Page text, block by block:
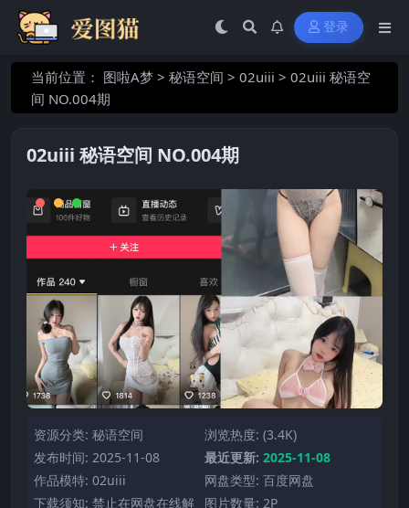
登录
当前位置： 图啦A梦 > 秘语空间 > 02uiii > 02uiii 秘语空
间 NO.004期
02uiii 秘语空间 NO.004期
资源分类: 秘语空间
浏览热度: (3.4K)
发布时间: 2025-11-08
最近更新: 2025-11-08
作品模特: 02uiii
网盘类型: 百度网盘
下载须知: 禁止在网盘在线解
图片数量: 2P